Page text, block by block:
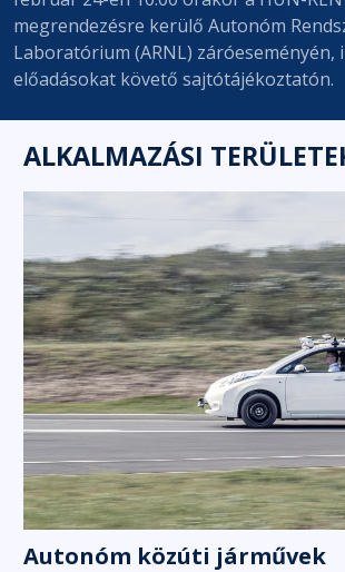
megrendezésre kerülő Autonóm
Laboratórium (ARNL) záróeseményén,
előadásokat követő sajtótájékoztatón.
ALKALMAZÁSI
Autonóm közúti járművek